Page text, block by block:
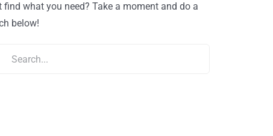
find what you need? Take a moment and do a
below!